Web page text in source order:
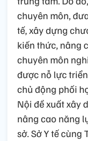
chuyên môn,
tế, xây dựng
kiến thức, nâng
chuyên môn
được nỗ lực
chủ động phối
Nội đề xuất xây
nâng cao năng
sở. Sở Y tế cùng